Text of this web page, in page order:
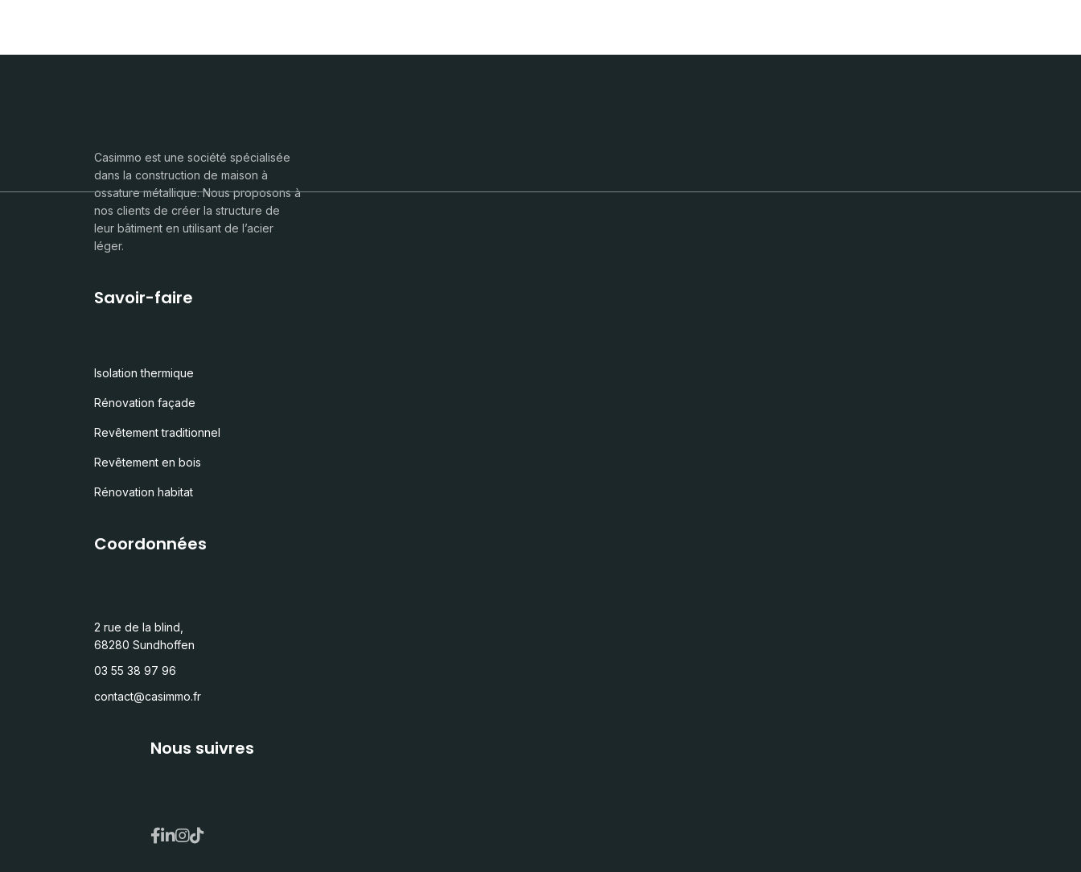
Casimmo est une société spécialisée
dans la construction de maison à
ossature métallique. Nous proposons à
nos clients de créer la structure de
leur bâtiment en utilisant de l’acier
léger.
Savoir-faire
Isolation thermique
Rénovation façade
Revêtement traditionnel
Revêtement en bois
Rénovation habitat
Coordonnées
2 rue de la blind,
68280 Sundhoffen
03 55 38 97 96
contact@casimmo.fr
Nous suivres